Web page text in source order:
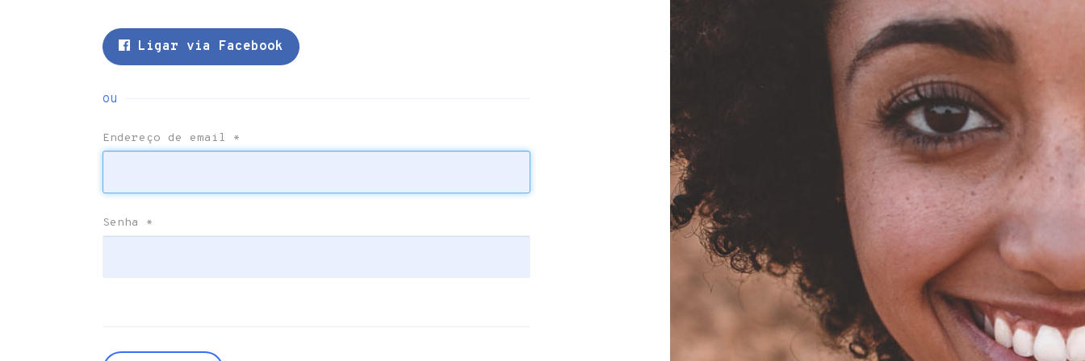
Ligar via Facebook
ou
Endereço de email *
Senha *